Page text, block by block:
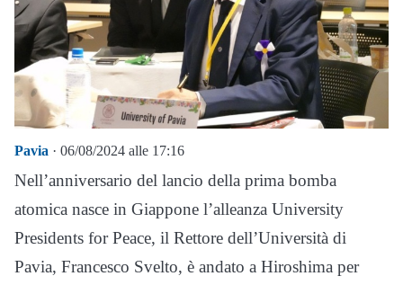
Pavia · 06/08/2024 alle 17:16
Nell’anniversario del lancio della prima bomba
atomica nasce in Giappone l’alleanza University
Presidents for Peace, il Rettore dell’Università di
Pavia, Francesco Svelto, è andato a Hiroshima per